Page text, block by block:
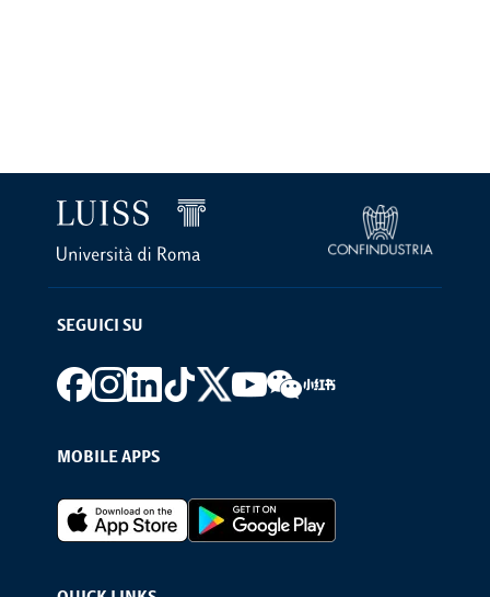
SEGUICI SU
Footer social
MOBILE APPS
Footer Apps